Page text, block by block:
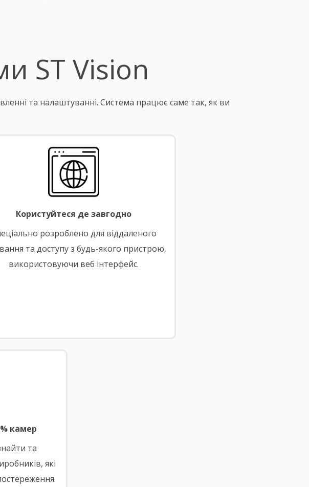
ST Vision
та налаштуванні. Система працює саме так, як ви
Користуйтеся де завгодно
розроблено для віддаленого
та доступу з будь-якого пристрою,
використовуючи веб інтерфейс.
камер
та
які